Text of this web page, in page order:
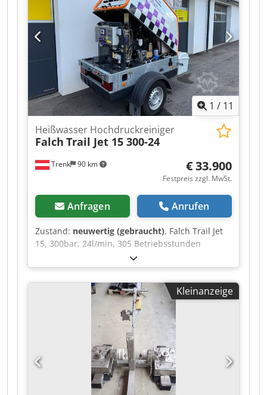
1LA6223-4AA60 Elektromotor 45 kW mit
Druckregelventil, mit Sicherheitsventil, mit
Ölkühlsystem. Abmessungen LxBxH: ca.
1.450x750x1.150 mm Gewicht: ca. 600 kg
Baujahr: 2011 Zustand: Im guten gebrauchten
Zustand. Neu Ölpumpe.
1 / 11
Trenk 90 km
Heißwasser Hochdruckreiniger
Falch Trail Jet 15 300-24
€ 33.900
Festpreis zzgl. MwSt.
Anfragen Anrufen
Zustand: neuwertig (gebraucht), Falch Trail Jet
15, 300bar, 24l/min, 305 Betriebsstunden
Kleinanzeige